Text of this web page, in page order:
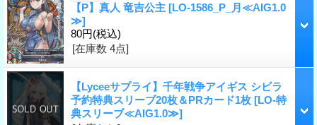
【P】真人 竜吉公主 [LO-1586_P_月≪AIG1.0
≫]
80円(税込)
[在庫数 4点]
【Lyceeサプライ】千年戦争アイギス シビラ
予約特典スリーブ20枚＆PRカード1枚 [LO-特
典スリーブ≪AIG1.0≫]